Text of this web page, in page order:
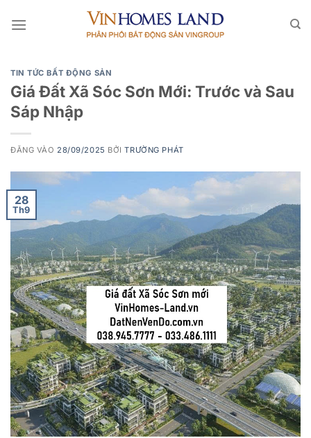
qua
TIN TỨC BẤT ĐỘNG SẢN
Giá Đất Xã Sóc Sơn Mới: Trước và Sau
Sáp Nhập
ĐĂNG VÀO 28/09/2025 BỞITRƯỜNG PHÁT
28
Th9